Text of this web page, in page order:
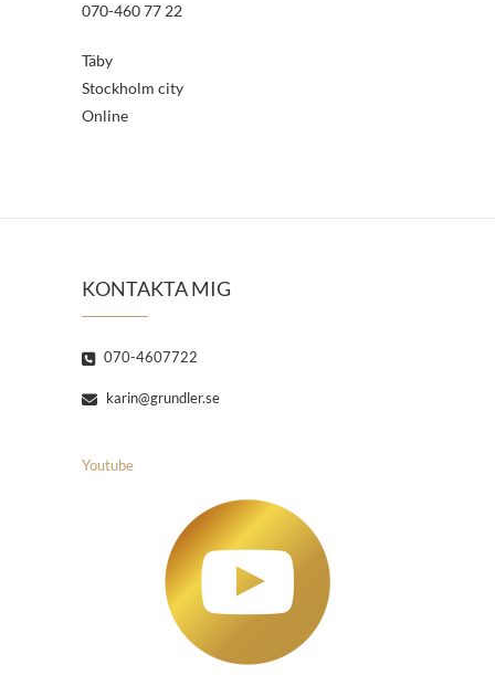
070-460 77 22
Täby
Stockholm city
Online
KONTAKTA MIG
070-4607722
karin@grundler.se
Youtube